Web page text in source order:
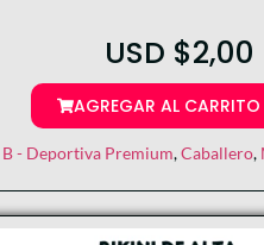
USD $2,00
AGREGAR AL CARRITO
B - Deportiva Premium,Caballero,